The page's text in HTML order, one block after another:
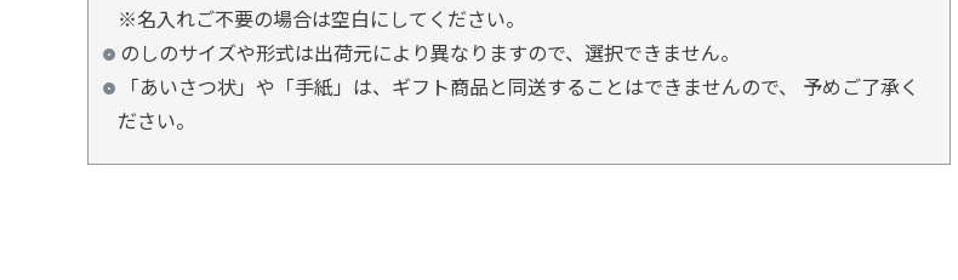
※名入れご不要の場合は空白にしてください。
のしのサイズや形式は出荷元により異なりますので、選択できません。
「あいさつ状」や「手紙」は、ギフト商品と同送することはできませんので、 予めご了承く
ださい。